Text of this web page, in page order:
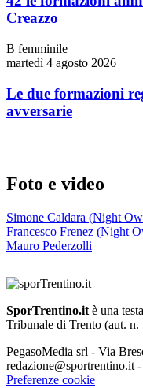
Creazzo
B femminile
martedì 4 agosto 2026
Le due formazioni
avversarie
Foto e video
Simone Caldara (Night
Francesco Frenez (Night
Mauro Pederzolli
SporTrentino.it è una
Tribunale di Trento (aut.
PegasoMedia srl - Via
redazione@sportrentino.it
Preferenze cookie